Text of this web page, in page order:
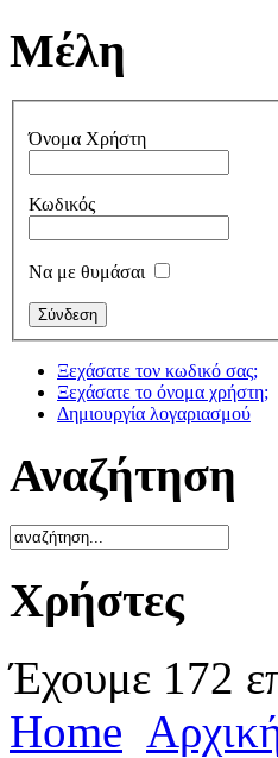
Μέλη
Όνομα Χρήστη
Κωδικός
Να με θυμάσαι
Ξεχάσατε τον κωδικό σας;
Ξεχάσατε το όνομα χρήστη;
Δημιουργία λογαριασμού
Αναζήτηση
Χρήστες
Έχουμε 172
Home